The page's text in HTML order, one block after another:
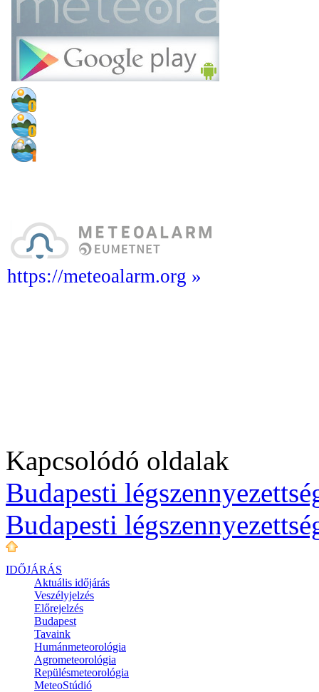
https://meteoalarm.org »
Kapcsolódó oldalak
Budapesti
Budapesti
IDŐJÁRÁS
Aktuális időjárás
Veszélyjelzés
Előrejelzés
Budapest
Tavaink
Humánmeteorológia
Agrometeorológia
Repülésmeteorológia
MeteoStúdió